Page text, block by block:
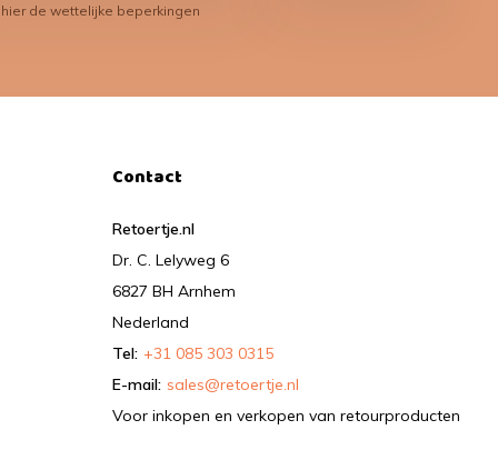
de wettelijke beperkingen
Contact
Retoertje.nl
Dr. C. Lelyweg 6
6827 BH Arnhem
Nederland
Tel: +31 085 303 0315
E-mail: sales@retoertje.nl
Voor inkopen en verkopen van retourproducten